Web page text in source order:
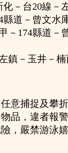
－台20線－
縣道－曾文水
－174縣道－
鎮－玉井－
意捕捉及攀
品，違者報
，嚴禁游泳